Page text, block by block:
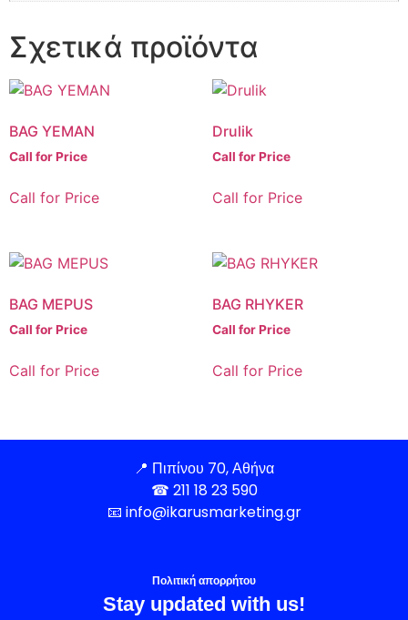
Σχετικά προϊόντα
BAG YEMAN
Call for Price
Call for Price
Drulik
Call for Price
Call for Price
BAG MEPUS
Call for Price
Call for Price
BAG RHYKER
Call for Price
Call for Price
📍 Πιπίνου 70, Αθήνα
☎ 211 18 23 590
📧 info@ikarusmarketing.gr
Πολιτική απορρήτου
Stay updated with us!